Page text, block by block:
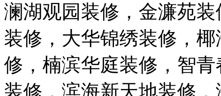
澜湖观园装修，金濂苑
装修，大华锦绣装修，
修，楠滨华庭装修，智
装修，滨海新天地装修